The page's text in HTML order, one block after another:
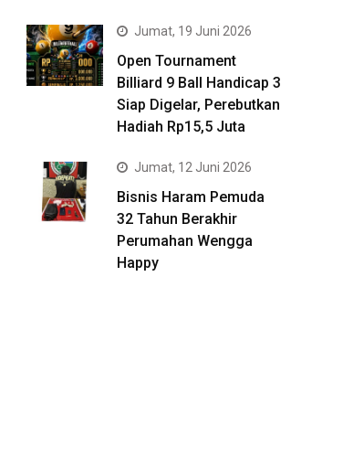
Jumat, 19 Juni 2026
Open Tournament
Billiard 9 Ball Handicap 3
Siap Digelar, Perebutkan
Hadiah Rp15,5 Juta
Jumat, 12 Juni 2026
Bisnis Haram Pemuda
32 Tahun Berakhir
Perumahan Wengga
Happy